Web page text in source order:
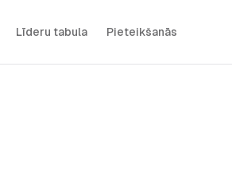
Līderu tabula Pieteikšanās